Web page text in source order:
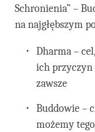
Schronienia” –
na najgłębszym
Dharma –
ich przyczyn
zawsze
Buddowie –
możemy